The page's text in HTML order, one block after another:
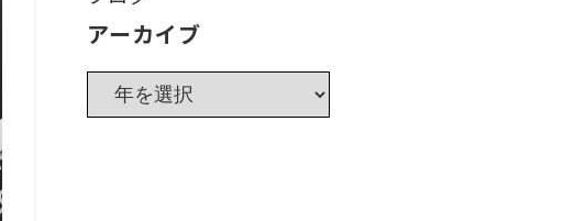
アーカイブ